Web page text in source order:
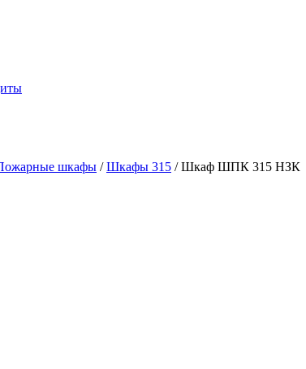
шкафы /Шкафы 315 / Шкаф ШПК 315 НЗК